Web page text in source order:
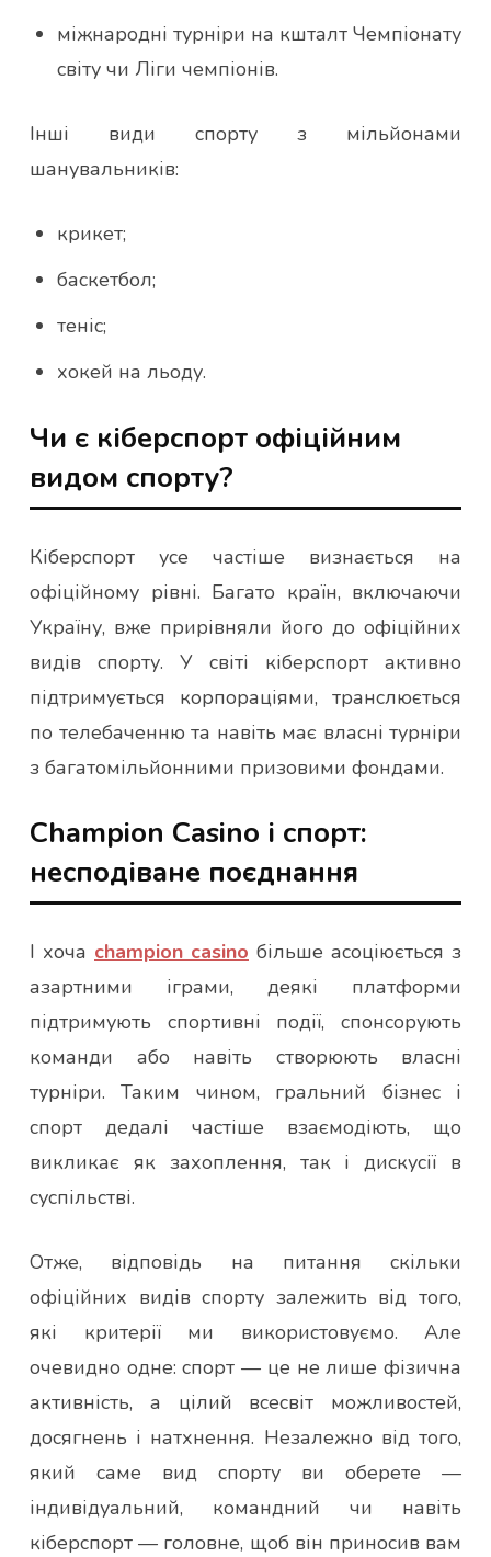
міжнародні турніри на кшталт Чемпіонату
світу чи Ліги чемпіонів.
Інші види спорту з мільйонами
шанувальників:
крикет;
баскетбол;
теніс;
хокей на льоду.
Чи є кіберспорт офіційним
видом спорту?
Кіберспорт усе частіше визнається на
офіційному рівні. Багато країн, включаючи
Україну, вже прирівняли його до офіційних
видів спорту. У світі кіберспорт активно
підтримується корпораціями, транслюється
по телебаченню та навіть має власні турніри
з багатомільйонними призовими фондами.
Champion Casino і спорт:
несподіване поєднання
І хоча champion casino більше асоціюється з
азартними іграми, деякі платформи
підтримують спортивні події, спонсорують
команди або навіть створюють власні
турніри. Таким чином, гральний бізнес і
спорт дедалі частіше взаємодіють, що
викликає як захоплення, так і дискусії в
суспільстві.
Отже, відповідь на питання скільки
офіційних видів спорту залежить від того,
які критерії ми використовуємо. Але
очевидно одне: спорт — це не лише фізична
активність, а цілий всесвіт можливостей,
досягнень і натхнення. Незалежно від того,
який саме вид спорту ви оберете —
індивідуальний, командний чи навіть
кіберспорт — головне, щоб він приносив вам